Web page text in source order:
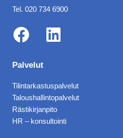
Tel. 020 734 6900
F
a
c
e
b
o
L
k
e
d
Palvelut
Tilintarkastuspalvelut
Taloushallintopalvelut
Rästikirjanpito
HR – konsultointi